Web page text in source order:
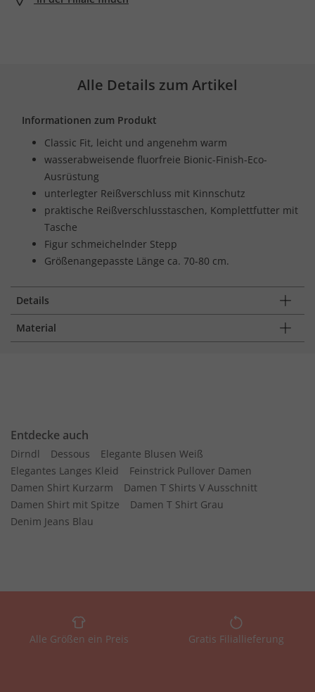
Alle Details zum Artikel
Informationen zum Produkt
Classic Fit, leicht und angenehm warm
wasserabweisende fluorfreie Bionic-Finish-Eco-
Ausrüstung
unterlegter Reißverschluss mit Kinnschutz
praktische Reißverschlusstaschen, Komplettfutter mit
Tasche
Figur schmeichelnder Stepp
Größenangepasste Länge ca. 70-80 cm.
Details
Material
Entdecke auch
Dirndl Dessous
Elegante Blusen Weiß
Elegantes Langes Kleid
Feinstrick Pullover Damen
Damen Shirt Kurzarm
Damen T Shirts V Ausschnitt
Damen Shirt mit Spitze
Damen T Shirt Grau
Denim Jeans Blau
Alle Größen ein Preis Gratis Filiallieferung